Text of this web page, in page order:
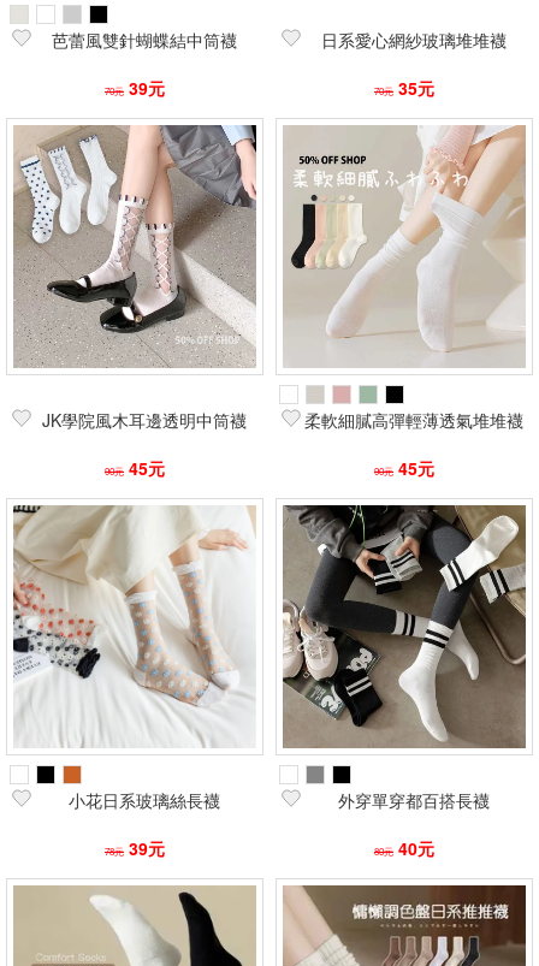
芭蕾風雙針蝴蝶結中筒襪
70元 39元
日系愛心網紗玻璃堆堆襪
70元 35元
JK學院風木耳邊透明中筒襪
90元 45元
柔軟細膩高彈輕薄透氣堆堆襪
90元 45元
小花日系玻璃絲長襪
78元 39元
外穿單穿都百搭長襪
80元 40元